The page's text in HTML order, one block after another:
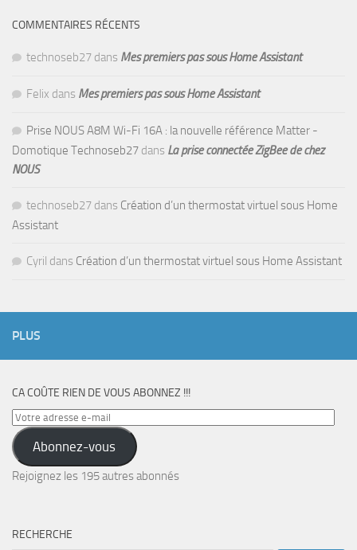
COMMENTAIRES RÉCENTS
technoseb27 dans Mes premiers pas sous Home Assistant
Felix dans Mes premiers pas sous Home Assistant
Prise NOUS A8M Wi-Fi 16A : la nouvelle référence Matter -
Domotique Technoseb27 dans La prise connectée ZigBee de chez
NOUS
technoseb27 dans Création d’un thermostat virtuel sous Home
Assistant
Cyril dans Création d’un thermostat virtuel sous Home Assistant
PLUS
CA COÛTE RIEN DE VOUS ABONNEZ !!!
Votre
adresse
e-
mail
Abonnez-vous
Rejoignez les 195 autres abonnés
RECHERCHE